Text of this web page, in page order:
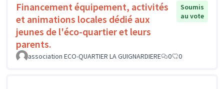
Financement équipement, activités
et animations locales dédié aux
jeunes de l'éco-quartier et leurs
parents.
Soumis
au vote
association ECO-QUARTIER LA GUIGNARDIERE 0 0